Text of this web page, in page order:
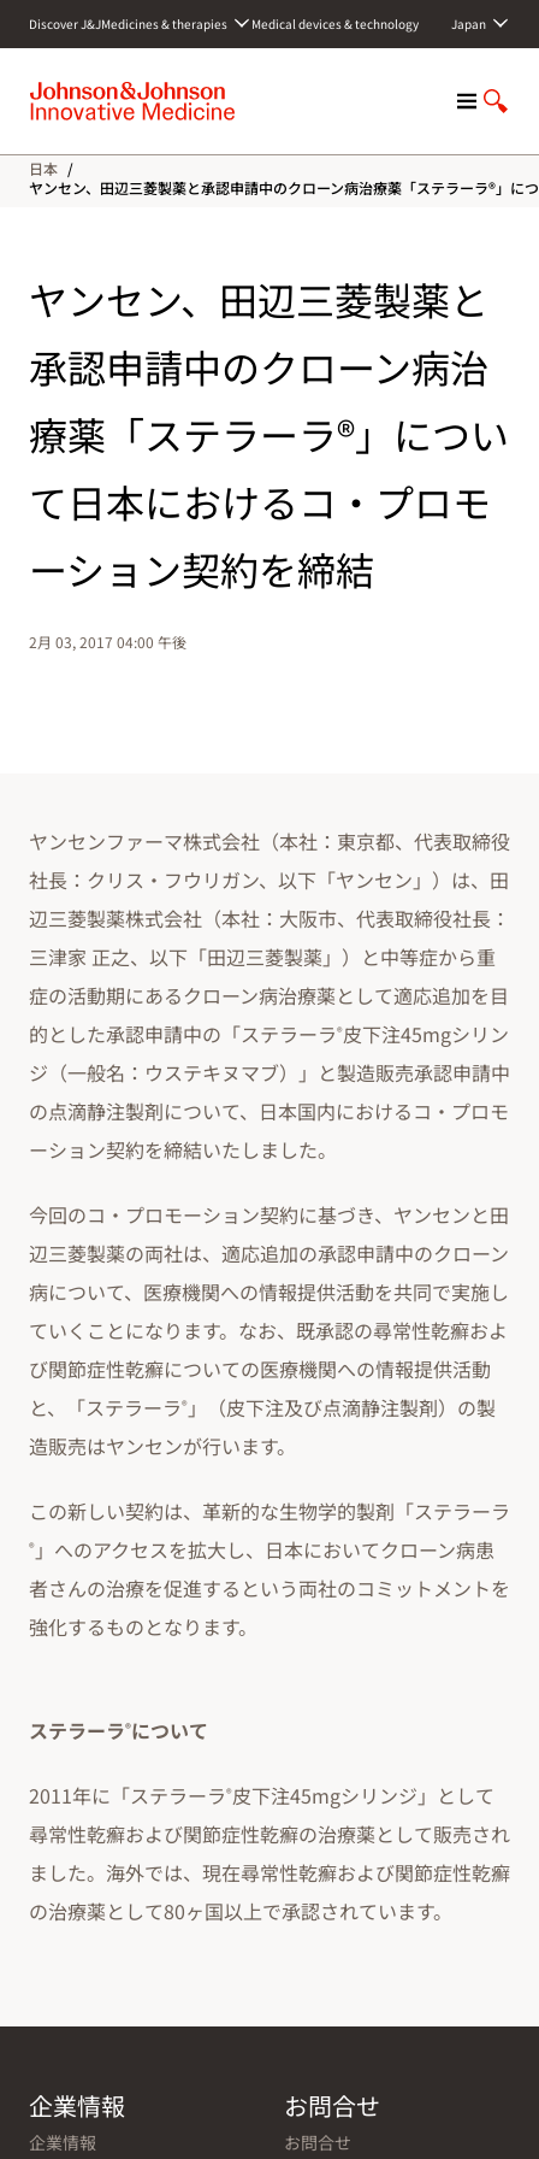
c
Discover J&JMedicines & therapies Medical devices & technology Japan
M
n
u
S
o
w
日本 /
ヤンセン、田辺三菱製薬と承認申請中のクローン病治療薬「ステラーラ®」に
ヤンセン、田辺三菱製薬と
承認申請中のクローン病治
療薬「ステラーラ®」につい
て日本におけるコ・プロモ
ーション契約を締結
2月 03, 2017 04:00 午後
ヤンセンファーマ株式会社（本社：東京都、代表取締役
社長：クリス・フウリガン、以下「ヤンセン」）は、田
辺三菱製薬株式会社（本社：大阪市、代表取締役社長：
三津家 正之、以下「田辺三菱製薬」）と中等症から重
症の活動期にあるクローン病治療薬として適応追加を目
的とした承認申請中の「ステラーラ®皮下注45mgシリン
ジ（一般名：ウステキヌマブ）」と製造販売承認申請中
の点滴静注製剤について、日本国内におけるコ・プロモ
ーション契約を締結いたしました。
今回のコ・プロモーション契約に基づき、ヤンセンと田
辺三菱製薬の両社は、適応追加の承認申請中のクローン
病について、医療機関への情報提供活動を共同で実施し
ていくことになります。なお、既承認の尋常性乾癬およ
び関節症性乾癬についての医療機関への情報提供活動
と、「ステラーラ® 」（皮下注及び点滴静注製剤）の製
造販売はヤンセンが行います。
この新しい契約は、革新的な生物学的製剤「ステラーラ
® 」へのアクセスを拡大し、日本においてクローン病患
者さんの治療を促進するという両社のコミットメントを
強化するものとなります。
ステラーラ®について
2011年に「ステラーラ®皮下注45mgシリンジ」として
尋常性乾癬および関節症性乾癬の治療薬として販売され
ました。海外では、現在尋常性乾癬および関節症性乾癬
の治療薬として80ヶ国以上で承認されています。
企業情報
企業情報
お問合せ
お問合せ